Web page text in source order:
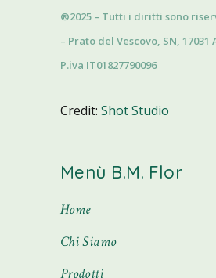
®2025 – Tutti i diritti sono
– Prato del Vescovo, SN, 17031
P.iva IT01827790096
Credit:Shot Studio
Menù B.M. Flor
Home
Chi Siamo
Prodotti